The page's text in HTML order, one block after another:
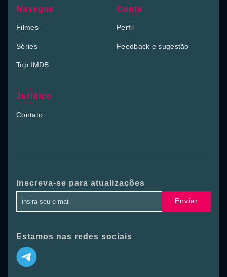
Navegue
Filmes
Séries
Top IMDB
Conta
Perfil
Feedback e sugestão
Jurídico
Contato
Inscreva-se para atualizações
Enviar
Estamos nas redes sociais